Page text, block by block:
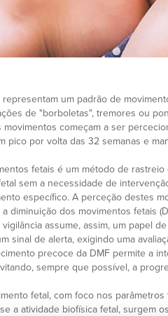
um padrão de
de "borboletas", tremores ou
movimentos começam a ser
pico por volta das 32 semanas e
fetais é um método de
sem a necessidade de
específico. A perceção destes
diminuição dos movimentos fetais
assume, assim, um papel
sinal de alerta, exigindo uma
precoce da DMF permite a
sempre que possível, a
fetal, com foco nos
a atividade biofísica fetal, surgem